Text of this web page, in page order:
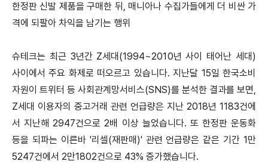
한정판 신발 제품을 구매한 뒤, 매니아나 수집가들에게 더 비싼 가
격에 되팔아 차익을 남기는 행위
슈테크는 최근 3년간 Z세대(1994~2010년 사이 태어난 세대)
사이에서 주요 화제로 떠오르고 있습니다.지난달 15일 한국소비
자원이 트위터 등 사회관계망서비스(SNS)를 분석한 결과를 보면,
Z세대 이용자의 중고거래 관련 언급량은 지난 2018년 1183건에
서 지난해 2947건으로 2배 이상 늘었습니다. 또 한정판 운동화
등을 되파는 이른바 '리셀(재판매)' 관련 언급량은 같은 기간 1만
5247건에서 2만1802건으로 43% 증가했습니다.